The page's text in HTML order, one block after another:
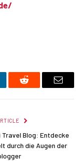
Reddit Email
Travel Blog: Entdecke
durch die Augen der